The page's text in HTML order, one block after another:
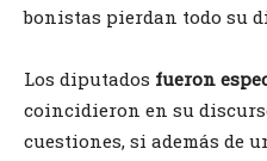
bonistas pierdan todo su
Los diputados fueron
coincidieron en su
cuestiones, si además de